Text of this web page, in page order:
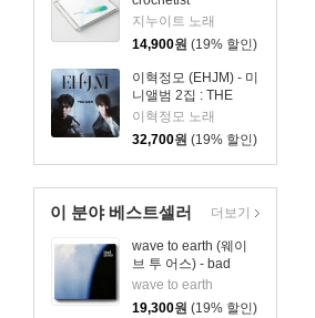
지누이트 노래
14,900원 (19% 할인)
이혁정모 (EHJM) - 미
니앨범 2집 : THE
MEN
이혁정모 노래
32,700원 (19% 할인)
이 분야 베스트셀러
wave to earth (웨이
브 투 어스) - bad
pieces
wave to earth
19,300원 (19% 할인)
더보기